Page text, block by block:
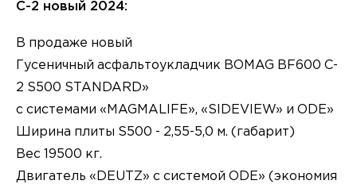
C-2 новый 2024:
В продаже новый
Гусеничный асфальтоукладчик BOMAG BF600 C-
2 S500 STANDARD»
с системами «MAGMALIFE», «SIDEVIEW» и ODE»
Ширина плиты S500 - 2,55-5,0 м. (габарит)
Вес 19500 кг.
Двигатель «DEUTZ» с системой ODE» (экономия